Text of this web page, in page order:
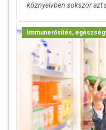
köznyelvben sokszor azt
Immunerősítés,